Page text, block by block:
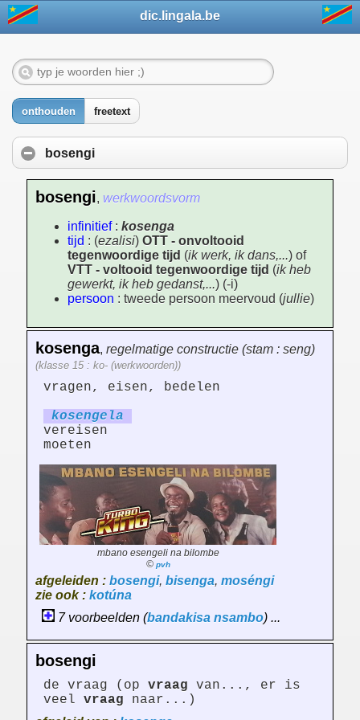
dic.lingala.be
onthouden freetext
bosengi
bosengi, werkwoordsvorm
infinitief: kosenga
tijd : (ezalisi) OTT - onvoltooid
tegenwoordige tijd (ik werk, ik dans,...) of
VTT - voltooid tegenwoordige tijd (ik heb
gewerkt, ik heb gedanst,...) (-i)
persoon : tweede persoon meervoud (jullie)
kosenga, regelmatige constructie (stam : seng)
(klasse 15 : ko- (werkwoorden))
vragen, eisen, bedelen
kosengela
vereisen
moeten
mbano esengeli na bilombe
© pvh
afgeleiden : bosengi, bisenga, moséngi
zie ook : kotúna
7 voorbeelden (bandakisa nsambo) ...
bosengi
de vraag (op vraag van..., er is
veel vraag naar...)